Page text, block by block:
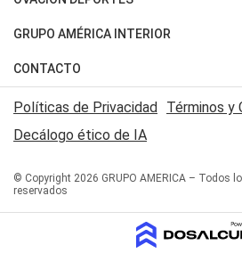
Judiciales
Economia
Motores
Trucos caseros
Series y Películas
Edictos y Solicitadas
Fútbol
Mundial
Automovilismo
Rugby
Básquet
GRUPO AMÉRICA INTERIOR
Canal 7 en Vivo
San Juan 8
CONTACTO
Acerca de Nosotros
Contactanos
Políticas de Privacidad Términos y
Decálogo ético de IA
© Copyright 2026 GRUPO AMERICA – Todos
reservados